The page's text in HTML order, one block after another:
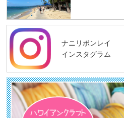
ナニリボンレイ
インスタグラム